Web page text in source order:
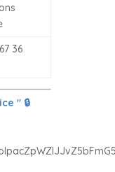
36
" 🔒